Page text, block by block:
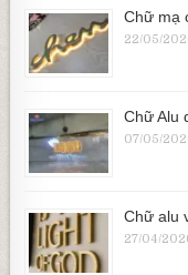
Chữ mạ
22/05/
Chữ Alu
07/05/
Chữ alu
27/04/